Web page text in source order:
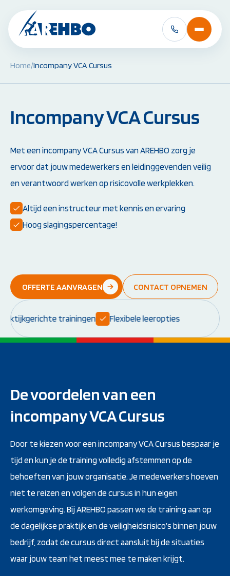
BHV Cursussen &
BHV Basiscursus
BHV Herhaling
bekijken
EHBO Cursussen
EHBO Basiscursus
EHBO Herhaling
bekijken
Opleiding BLS-instructeur
(NRR)
Opleiding PBLS-instructeur
Herhalingscursus PBLS- en
Bekijk alle
Weet je niet goed welke cursus jij
nodig hebt?
Home/Incompany VCA Cursus
Incompany VCA Cursus
Met een incompany VCA Cursus van AREHBO zorg je
ervoor dat jouw medewerkers en leidinggevenden veilig
en verantwoord werken op risicovolle werkplekken.
Altijd een instructeur met kennis en ervaring
Hoog slagingspercentage!
OFFERTE AANVRAGEN CONTACT OPNEMEN
trainingen Flexibele leeropties
De voordelen van een
incompany VCA Cursus
Door te kiezen voor een incompany VCA Cursus bespaar je
tijd en kun je de training volledig afstemmen op de
behoeften van jouw organisatie. Je medewerkers hoeven
niet te reizen en volgen de cursus in hun eigen
werkomgeving. Bij AREHBO passen we de training aan op
de dagelijkse praktijk en de veiligheidsrisico’s binnen jouw
bedrijf, zodat de cursus direct aansluit bij de situaties
waar jouw team het meest mee te maken krijgt.